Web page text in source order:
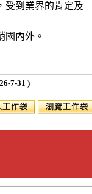
受到業界的肯定及
國內外。
7-31 )